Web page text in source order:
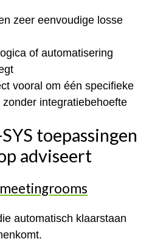
zeer eenvoudige losse
of automatisering
vooral om één specifieke
integratiebehoefte
toepassingen
adviseert
automatisch klaarstaan